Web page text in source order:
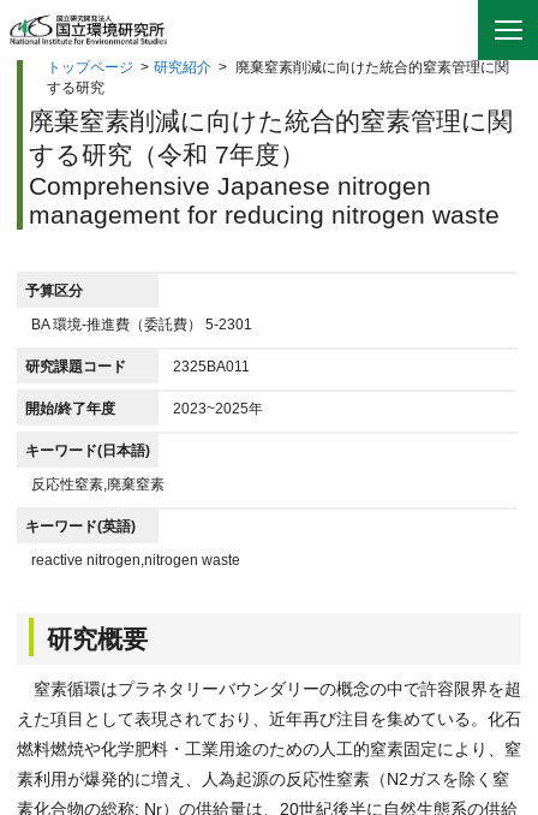
トップページ > 研究紹介 > 廃棄窒素削減に向けた統合的窒素管理に関
する研究
廃棄窒素削減に向けた統合的窒素管理に関
する研究（令和 7年度）
Comprehensive Japanese nitrogen
management for reducing nitrogen waste
予算区分
BA 環境-推進費（委託費） 5-2301
研究課題コード 2325BA011
開始/終了年度 2023~2025年
キーワード(日本語)
反応性窒素,廃棄窒素
キーワード(英語)
reactive nitrogen,nitrogen waste
研究概要
窒素循環はプラネタリーバウンダリーの概念の中で許容限界を超
えた項目として表現されており、近年再び注目を集めている。化石
燃料燃焼や化学肥料・工業用途のための人工的窒素固定により、窒
素利用が爆発的に増え、人為起源の反応性窒素（N2ガスを除く窒
素化合物の総称: Nr）の供給量は、20世紀後半に自然生態系の供給